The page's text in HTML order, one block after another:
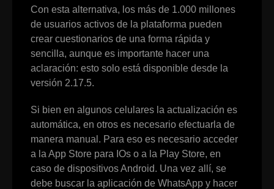
Con esta alternativa, los más de 1.000 millones
de usuarios activos de la plataforma pueden
crear cuestionarios de una forma rápida y
sencilla, aunque es importante hacer una
aclaración: esto solo está disponible desde la
versión 2.17.5.
Si bien en algunos celulares la actualización es
automática, en otros es necesario efectuarla de
manera manual. Para eso es necesario acceder
a la App Store para IOs o a la Play Store, en
caso de dispositivos Android. Una vez allí, se
debe buscar la aplicación de WhatsApp y hacer